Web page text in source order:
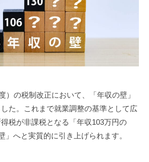
）の税制改正において、「年収の壁」
た。これまで就業調整の基準として広
税が非課税となる「年収103万円の
」へと実質的に引き上げられます。